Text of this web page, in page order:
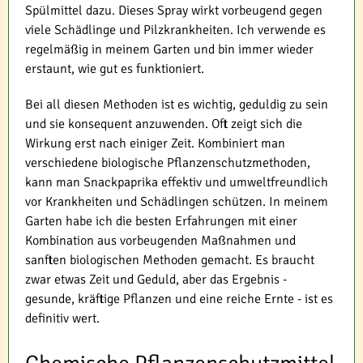
Spülmittel dazu. Dieses Spray wirkt vorbeugend gegen
viele Schädlinge und Pilzkrankheiten. Ich verwende es
regelmäßig in meinem Garten und bin immer wieder
erstaunt, wie gut es funktioniert.
Bei all diesen Methoden ist es wichtig, geduldig zu sein
und sie konsequent anzuwenden. Oft zeigt sich die
Wirkung erst nach einiger Zeit. Kombiniert man
verschiedene biologische Pflanzenschutzmethoden,
kann man Snackpaprika effektiv und umweltfreundlich
vor Krankheiten und Schädlingen schützen. In meinem
Garten habe ich die besten Erfahrungen mit einer
Kombination aus vorbeugenden Maßnahmen und
sanften biologischen Methoden gemacht. Es braucht
zwar etwas Zeit und Geduld, aber das Ergebnis -
gesunde, kräftige Pflanzen und eine reiche Ernte - ist es
definitiv wert.